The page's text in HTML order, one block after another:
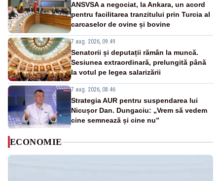
ANSVSA a negociat, la Ankara, un acord
pentru facilitarea tranzitului prin Turcia al
carcaselor de ovine și bovine
7 aug. 2026, 09:49
Senatorii și deputații rămân la muncă.
Sesiunea extraordinară, prelungită până
la votul pe legea salarizării
7 aug. 2026, 08:46
Strategia AUR pentru suspendarea lui
Nicușor Dan. Dungaciu: „Vrem să vedem
cine semnează și cine nu”
ECONOMIE